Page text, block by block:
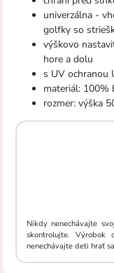
univerzálna -
golfky so
výškovo
hore a dolu
s UV ochranou
materiál: 100%
rozmer: výška
Nikdy nenechávajte
skontrolujte. Výrobok
nenechávajte deti hrať